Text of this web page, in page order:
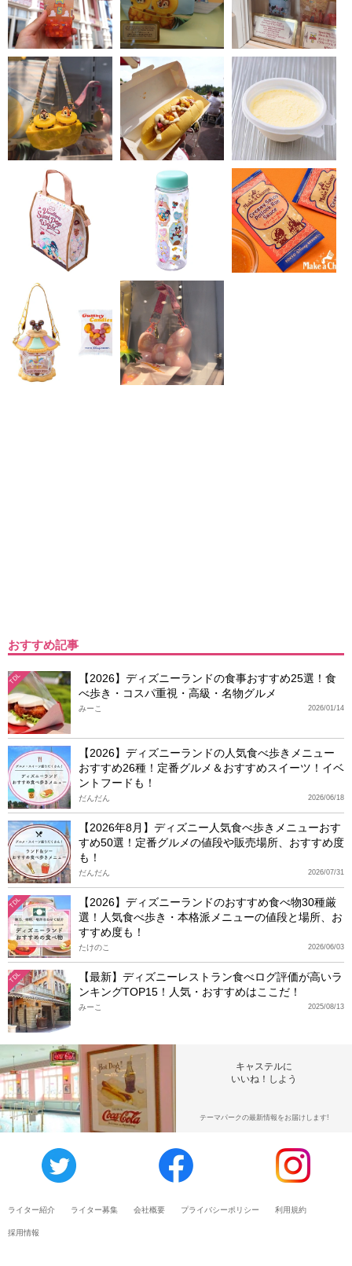
おすすめ記事
TDL
【2026】ディズニーランドの食事おすすめ25選！食
べ歩き・コスパ重視・高級・名物グルメ
2026/01/14
みーこ
【2026】ディズニーランドの人気食べ歩きメニュー
おすすめ26種！定番グルメ＆おすすめスイーツ！イベ
ントフードも！
2026/06/18
だんだん
【2026年8月】ディズニー人気食べ歩きメニューおす
すめ50選！定番グルメの値段や販売場所、おすすめ度
も！
2026/07/31
だんだん
TDL
【2026】ディズニーランドのおすすめ食べ物30種厳
選！人気食べ歩き・本格派メニューの値段と場所、お
すすめ度も！
2026/06/03
たけのこ
TDL
【最新】ディズニーレストラン食べログ評価が高いラ
ンキングTOP15！人気・おすすめはここだ！
2025/08/13
みーこ
キャステルに
いいね！しよう
テーマパークの最新情報をお届けします!
ライター紹介 ライター募集 会社概要 プライバシーポリシー 利用規約
採用情報